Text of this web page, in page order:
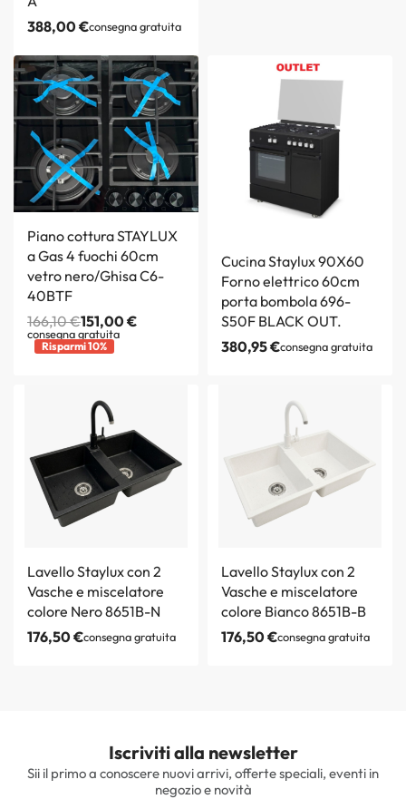
388,00€consegna gratuita
Piano cottura STAYLUX
a Gas 4 fuochi 60cm
vetro nero/Ghisa C6-
40BTF
166,10€151,00€
consegna gratuita
Risparmi 10%
Cucina Staylux 90X60
Forno elettrico 60cm
porta bombola 696-
S50F BLACK OUT.
380,95€consegna gratuita
Lavello Staylux con 2
Vasche e miscelatore
colore Nero 8651B-N
176,50€consegna gratuita
Lavello Staylux con 2
Vasche e miscelatore
colore Bianco 8651B-B
176,50€consegna gratuita
Iscriviti alla newsletter
Sii il primo a conoscere nuovi arrivi, offerte speciali, eventi in
negozio e novità